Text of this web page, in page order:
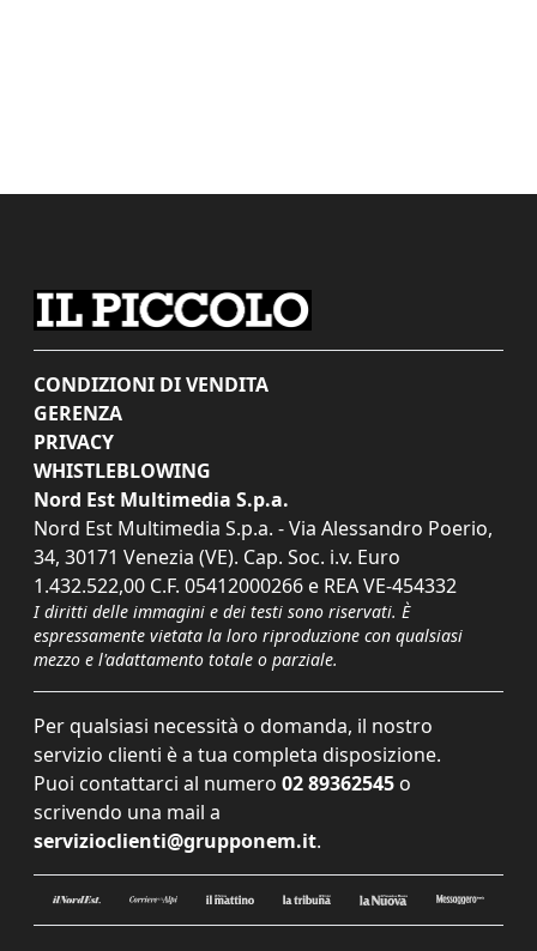
CONDIZIONI DI VENDITA
GERENZA
PRIVACY
WHISTLEBLOWING
Nord Est Multimedia S.p.a.
Nord Est Multimedia S.p.a. - Via Alessandro Poerio,
34, 30171 Venezia (VE). Cap. Soc. i.v. Euro
1.432.522,00 C.F. 05412000266 e REA VE-454332
I diritti delle immagini e dei testi sono riservati. È
espressamente vietata la loro riproduzione con qualsiasi
mezzo e l'adattamento totale o parziale.
Per qualsiasi necessità o domanda, il nostro
servizio clienti è a tua completa disposizione.
Puoi contattarci al numero 02 89362545 o
scrivendo una mail a
servizioclienti@grupponem.it.